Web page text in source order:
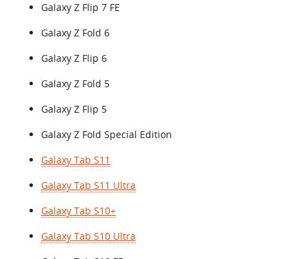
Galaxy Z Flip 7 FE
Galaxy Z Fold 6
Galaxy Z Flip 6
Galaxy Z Fold 5
Galaxy Z Flip 5
Galaxy Z Fold Special Edition
Galaxy Tab S11
Galaxy Tab S11 Ultra
Galaxy Tab S10+
Galaxy Tab S10 Ultra